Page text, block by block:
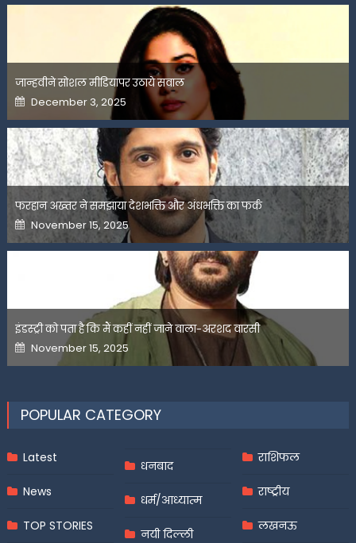
जान्हवीने सोशल मीडियापर उठाये सवाल
Posted
on
December 3, 2025
फरहान अख्तर ने समझाया देशभक्ति और अंधभक्ति का फर्क
Posted
on
November 15, 2025
इंडस्ट्री को पता है कि मैं कहीं नहीं जाने वाला-अरशद वारसी
Posted
on
November 15, 2025
POPULAR CATEGORY
Latest
News
TOP STORIES
धनबाद
धर्म/आध्यात्म
नयी दिल्ली
राशिफल
राष्ट्रीय
लखनऊ